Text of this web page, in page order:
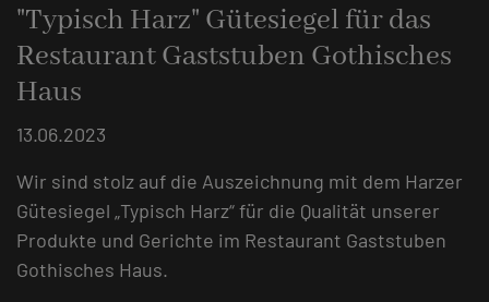
"Typisch Harz" Gütesiegel für das
Restaurant Gaststuben Gothisches
Haus
13.06.2023
Wir sind stolz auf die Auszeichnung mit dem Harzer
Gütesiegel „Typisch Harz“ für die Qualität unserer
Produkte und Gerichte im Restaurant Gaststuben
Gothisches Haus.